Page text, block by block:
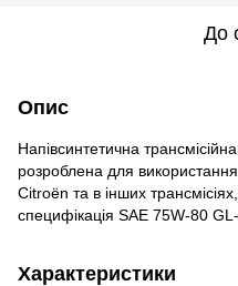
До
Опис
Напівсинтетична
розроблена для
Citroën та в інших
специфікація SAE 75W-80
Характеристики